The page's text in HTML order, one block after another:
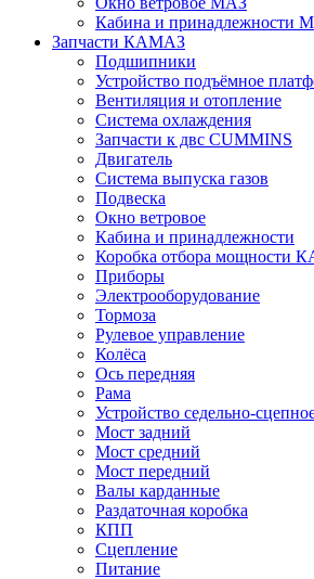
Кабина и принадлежности
Запчасти КАМАЗ
Подшипники
Устройство подъёмное
Вентиляция и отопление
Система охлаждения
Запчасти к двс CUMMINS
Двигатель
Система выпуска газов
Подвеска
Окно ветровое
Кабина и принадлежности
Коробка отбора мощности
Приборы
Электрооборудование
Тормоза
Рулевое управление
Колёса
Ось передняя
Рама
Устройство седельно-
Мост задний
Мост средний
Мост передний
Валы карданные
Раздаточная коробка
КПП
Сцепление
Питание